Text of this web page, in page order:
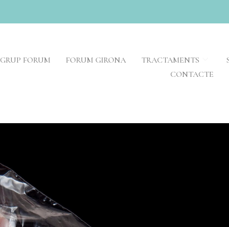
GRUP FORUM FORUM GIRONA TRACTAMENTS
CONTACTE